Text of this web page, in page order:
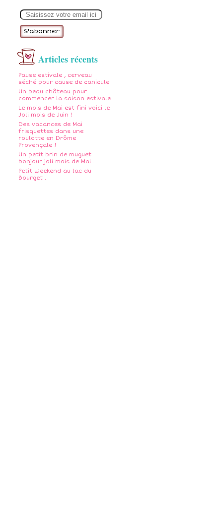
m
Articles récents
Pause estivale , cerveau
séché pour cause de canicule
Un beau château pour
commencer la saison estivale
Le mois de Mai est fini voici le
Joli mois de Juin !
Des vacances de Mai
frisquettes dans une
roulotte en Drôme
Provençale !
Un petit brin de muguet
bonjour joli mois de Mai .
Petit weekend au lac du
Bourget .